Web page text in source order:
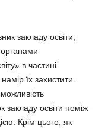
закладу освіти,
в частині
їх захистити.
закладу ос­віти поміж
Крім цього, як